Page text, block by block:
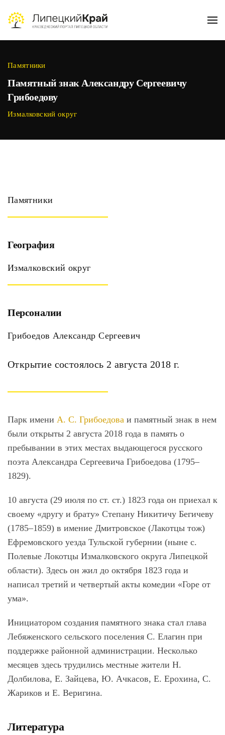
Skip to main content
Памятники
Памятный знак Александру Сергеевичу
Грибоедову
Измалковский округ
Открытие состоялось 2 августа 2018 г.
Парк имени А. С. Грибоедова и памятный знак в нем
были открыты 2 августа 2018 года в память о
пребывании в этих местах выдающегося русского
поэта Александра Сергеевича Грибоедова (1795–
1829).
10 августа (29 июля по ст. ст.) 1823 года он приехал к
своему «другу и брату» Степану Никитичу Бегичеву
(1785–1859) в имение Дмитровское (Лакотцы тож)
Ефремовского уезда Тульской губернии (ныне с.
Полевые Локотцы Измалковского округа Липецкой
области). Здесь он жил до октября 1823 года и
написал третий и четвертый акты комедии «Горе от
ума».
Инициатором создания памятного знака стал глава
Лебяженского сельского поселения С. Елагин при
поддержке районной администрации. Несколько
месяцев здесь трудились местные жители Н.
Долбилова, Е. Зайцева, Ю. Ачкасов, Е. Ерохина, С.
Жариков и Е. Веригина.
Литература
Памятники
География
Измалковский округ
Персоналии
Грибоедов Александр Сергеевич